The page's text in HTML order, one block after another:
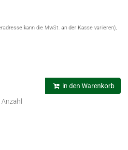
kann die MwSt. an der Kasse variieren),
in den Warenkorb